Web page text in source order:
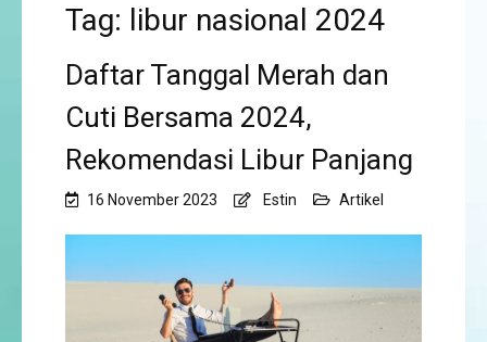
Tag: libur nasional 2024
Daftar Tanggal Merah dan
Cuti Bersama 2024,
Rekomendasi Libur Panjang
16 November 2023 Estin Artikel